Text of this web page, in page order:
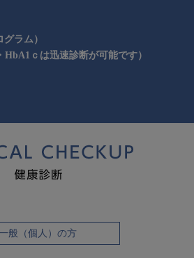
ラム）
ｃは迅速診断が可能です）
般（個人）の方